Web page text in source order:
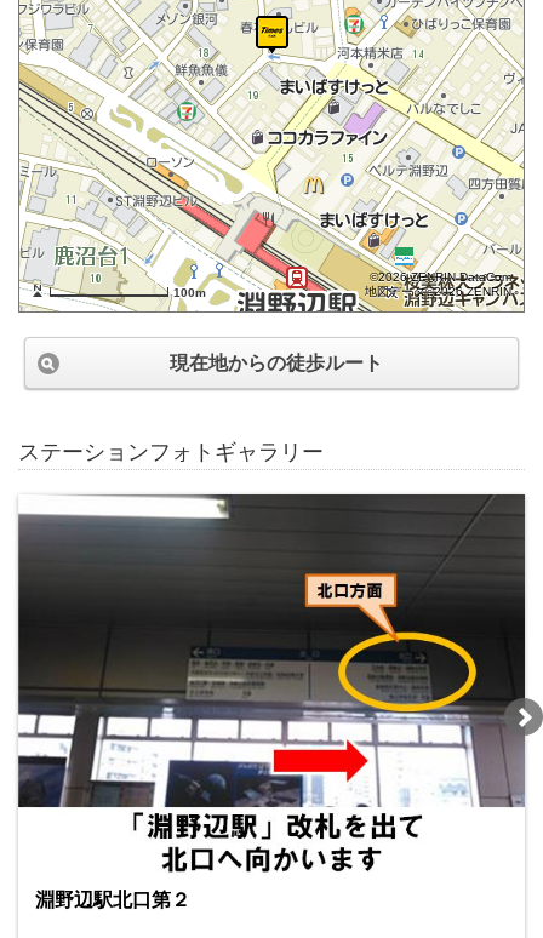
100m
©2026 ZENRIN DataCom
地図データ©2026 ZENRIN
現在地からの徒歩ルート
ステーションフォトギャラリー
淵野辺駅北口第２